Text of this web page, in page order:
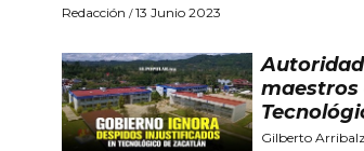
Redacción /13 Junio 2023
maestros
Gilberto